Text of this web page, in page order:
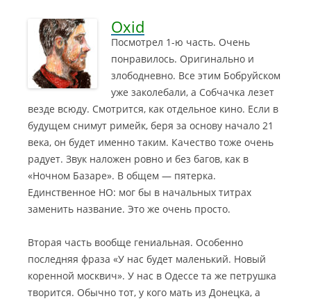
Oxid
Посмотрел 1-ю часть. Очень
понравилось. Оригинально и
злободневно. Все этим Бобруйском
уже заколебали, а Собчачка лезет
везде всюду. Смотрится, как отдельное кино. Если в
будущем снимут римейк, беря за основу начало 21
века, он будет именно таким. Качество тоже очень
радует. Звук наложен ровно и без багов, как в
«Ночном Базаре». В общем — пятерка.
Единственное НО: мог бы в начальных титрах
заменить название. Это же очень просто.
Вторая часть вообще гениальная. Особенно
последняя фраза «У нас будет маленький. Новый
коренной москвич». У нас в Одессе та же петрушка
творится. Обычно тот, у кого мать из Донецка, а